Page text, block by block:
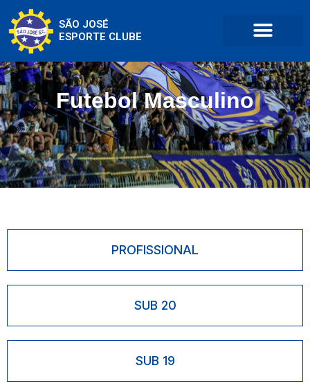
SÃO JOSÉ
ESPORTE CLUBE
Futebol Masculino
PROFISSIONAL
SUB 20
SUB 19